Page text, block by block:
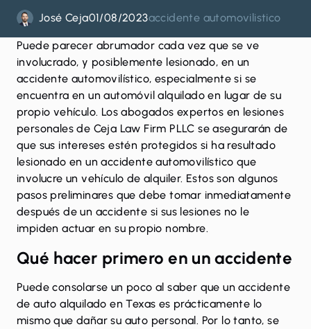
José Ceja01/08/2023accidente automovilistico
Puede parecer abrumador cada vez que se ve
involucrado, y posiblemente lesionado, en un
accidente automovilístico, especialmente si se
encuentra en un automóvil alquilado en lugar de su
propio vehículo. Los abogados expertos en lesiones
personales de Ceja Law Firm PLLC se asegurarán de
que sus intereses estén protegidos si ha resultado
lesionado en un accidente automovilístico que
involucre un vehículo de alquiler. Estos son algunos
pasos preliminares que debe tomar inmediatamente
después de un accidente si sus lesiones no le
impiden actuar en su propio nombre.
Qué hacer primero en un accidente
Puede consolarse un poco al saber que un accidente
de auto alquilado en Texas es prácticamente lo
mismo que dañar su auto personal. Por lo tanto, se